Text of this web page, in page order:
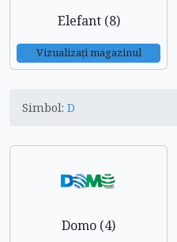
Elefant (8)
Vizualizați magazinul
Simbol: D
Domo (4)